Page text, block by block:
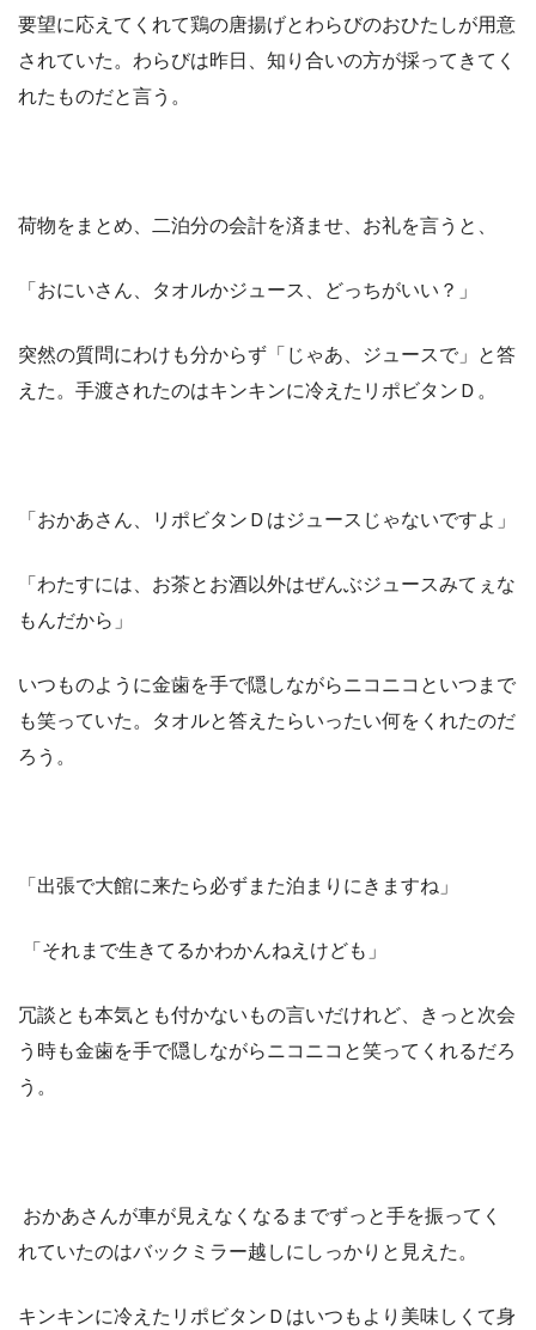
要望に応えてくれて鶏の唐揚げとわらびのおひたしが用意
されていた。わらびは昨日、知り合いの方が採ってきてく
れたものだと言う。
荷物をまとめ、二泊分の会計を済ませ、お礼を言うと、
「おにいさん、タオルかジュース、どっちがいい？」
突然の質問にわけも分からず「じゃあ、ジュースで」と答
えた。手渡されたのはキンキンに冷えたリポビタンＤ。
「おかあさん、リポビタンＤはジュースじゃないですよ」
「わたすには、お茶とお酒以外はぜんぶジュースみてぇな
もんだから」
いつものように金歯を手で隠しながらニコニコといつまで
も笑っていた。タオルと答えたらいったい何をくれたのだ
ろう。
「出張で大館に来たら必ずまた泊まりにきますね」
「それまで生きてるかわかんねえけども」
冗談とも本気とも付かないもの言いだけれど、きっと次会
う時も金歯を手で隠しながらニコニコと笑ってくれるだろ
う。
おかあさんが車が見えなくなるまでずっと手を振ってく
れていたのはバックミラー越しにしっかりと見えた。
キンキンに冷えたリポビタンＤはいつもより美味しくて身